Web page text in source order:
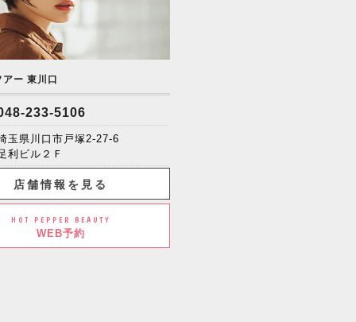
アー 東川口
233-5106
玉県川口市戸塚2-27-6
利ビル２Ｆ
店舗情報を見る
HOT PEPPER BEAUTY
WEB予約